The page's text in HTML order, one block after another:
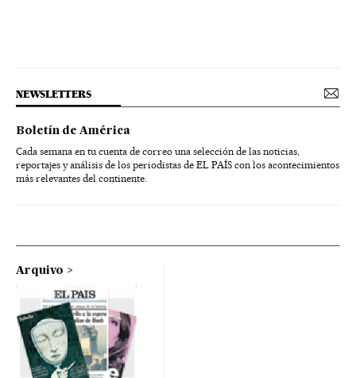
NEWSLETTERS
Boletín de América
Cada semana en tu cuenta de correo una selección de las noticias,
reportajes y análisis de los periodistas de EL PAÍS con los acontecimientos
más relevantes del continente.
Arquivo